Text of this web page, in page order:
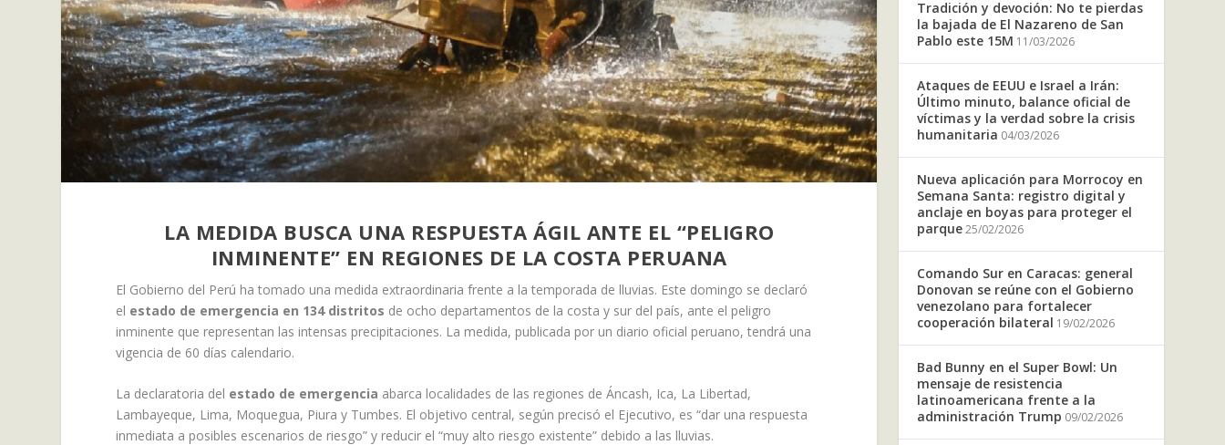
LA MEDIDA BUSCA UNA RESPUESTA ÁGIL ANTE EL “PELIGRO
INMINENTE” EN REGIONES DE LA COSTA PERUANA
El Gobierno del Perú ha tomado una medida extraordinaria frente a la temporada de lluvias. Este domingo se declaró
el estado de emergencia en 134 distritos de ocho departamentos de la costa y sur del país, ante el peligro
inminente que representan las intensas precipitaciones. La medida, publicada por un diario oficial peruano, tendrá una
vigencia de 60 días calendario.
La declaratoria del estado de emergencia abarca localidades de las regiones de Áncash, Ica, La Libertad,
Lambayeque, Lima, Moquegua, Piura y Tumbes. El objetivo central, según precisó el Ejecutivo, es “dar una respuesta
inmediata a posibles escenarios de riesgo” y reducir el “muy alto riesgo existente” debido a las lluvias.
Tradición y devoción: No te pierdas
la bajada de El Nazareno de San
Pablo este 15M 11/03/2026
Ataques de EEUU e Israel a Irán:
Último minuto, balance oficial de
víctimas y la verdad sobre la crisis
humanitaria 04/03/2026
Nueva aplicación para Morrocoy en
Semana Santa: registro digital y
anclaje en boyas para proteger el
parque25/02/2026
Comando Sur en Caracas: general
Donovan se reúne con el Gobierno
venezolano para fortalecer
cooperación bilateral 19/02/2026
Bad Bunny en el Super Bowl: Un
mensaje de resistencia
latinoamericana frente a la
administración Trump 09/02/2026